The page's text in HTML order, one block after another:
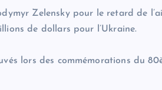
Zelensky pour le retard de
de dollars pour l’Ukraine.
lors des commémorations du